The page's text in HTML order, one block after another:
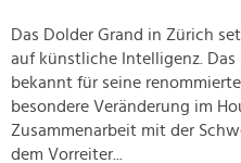
Das Dolder Grand in Zürich
auf künstliche Intelligenz. Das
bekannt für seine
besondere Veränderung im
Zusammenarbeit mit der
dem Vorreiter...